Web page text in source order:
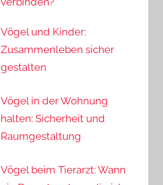
Vögel und Kinder:
Zusammenleben sicher
gestalten
Vögel in der Wohnung
halten: Sicherheit und
Raumgestaltung
Vögel beim Tierarzt: Wann